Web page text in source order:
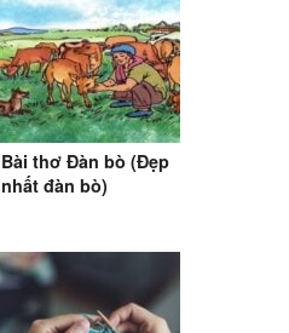
Bài thơ Đàn bò (Đẹp
nhất đàn bò)